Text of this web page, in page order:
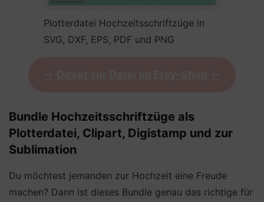
Plotterdatei Hochzeitsschriftzüge in
SVG, DXF, EPS, PDF und PNG
Bundle Hochzeitsschriftzüge als
Plotterdatei, Clipart, Digistamp und zur
Sublimation
Du möchtest jemanden zur Hochzeit eine Freude
machen? Dann ist dieses Bundle genau das richtige für